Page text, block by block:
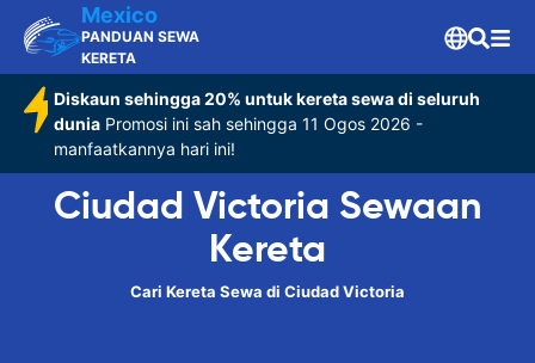
Mexico
PANDUAN SEWA
KERETA
Diskaun sehingga 20% untuk kereta sewa di seluruh
dunia Promosi ini sah sehingga 11 Ogos 2026 -
manfaatkannya hari ini!
Ciudad Victoria Sewaan
Kereta
Cari Kereta Sewa di Ciudad Victoria